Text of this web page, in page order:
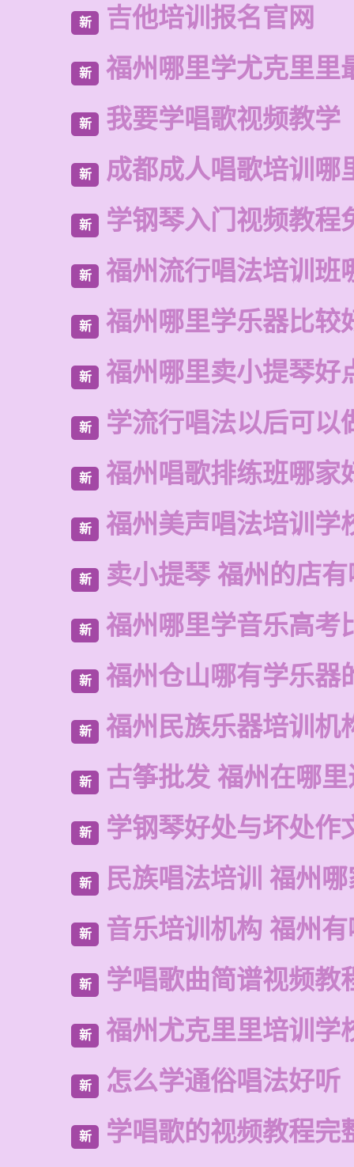
新 吉他培训报名官网
新 福州哪里学尤克里里
新 我要学唱歌视频教学
新 成都成人唱歌培训哪
新 学钢琴入门视频教程
新 福州流行唱法培训班
新 福州哪里学乐器比较
新 福州哪里卖小提琴好
新 学流行唱法以后可以
新 福州唱歌排练班哪家
新 福州美声唱法培训学
新 卖小提琴 福州的店
新 福州哪里学音乐高考
新 福州仓山哪有学乐器
新 福州民族乐器培训机
新 古筝批发 福州在哪
新 学钢琴好处与坏处作
新 民族唱法培训 福州
新 音乐培训机构 福州
新 学唱歌曲简谱视频教
新 福州尤克里里培训学
新 怎么学通俗唱法好听
新 学唱歌的视频教程完